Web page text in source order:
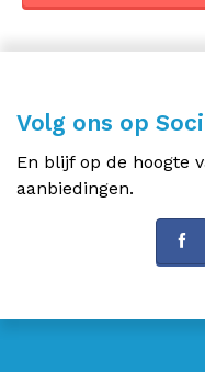
Volg ons op
En blijf op de hoogte
aanbiedingen.